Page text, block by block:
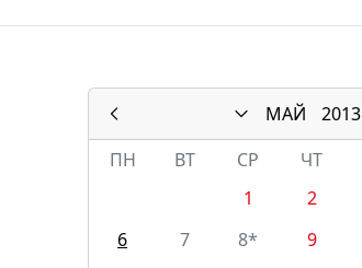
МАЙ
2013
ПН
ВТ СР ЧТ
1
2
6
7 8* 9